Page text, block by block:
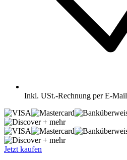
Inkl. USt.-Rechnung per E-Mail
+ mehr
+ mehr
Jetzt kaufen